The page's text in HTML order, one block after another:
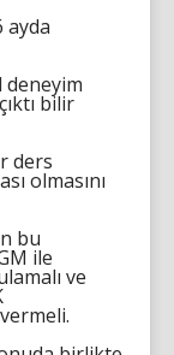
ayda
deneyim
bilir
ders
olmasını
bu
ile
ve